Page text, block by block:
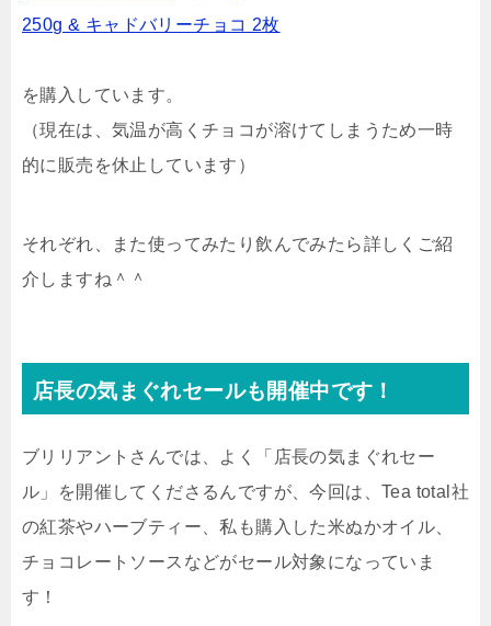
250g & キャドバリーチョコ 2枚
を購入しています。
（現在は、気温が高くチョコが溶けてしまうため一時
的に販売を休止しています）
それぞれ、また使ってみたり飲んでみたら詳しくご紹
介しますね＾＾
店長の気まぐれセールも開催中です！
ブリリアントさんでは、よく「店長の気まぐれセー
ル」を開催してくださるんですが、今回は、Tea total社
の紅茶やハーブティー、私も購入した米ぬかオイル、
チョコレートソースなどがセール対象になっていま
す！